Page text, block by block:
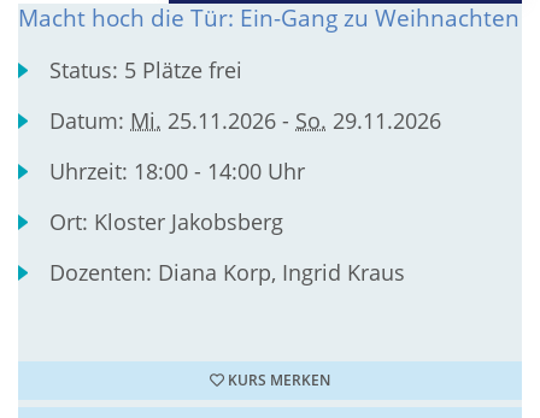
Macht hoch die Tür: Ein-Gang zu Weihnachten
Status: 5 Plätze frei
Datum: Mi. 25.11.2026 - So. 29.11.2026
Uhrzeit: 18:00 - 14:00 Uhr
Ort: Kloster Jakobsberg
Dozenten: Diana Korp, Ingrid Kraus
KURS MERKEN